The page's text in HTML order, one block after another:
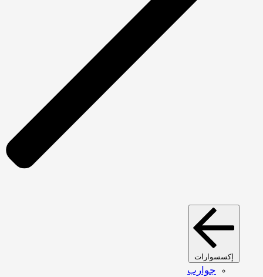
إكسسوارات
جوارب